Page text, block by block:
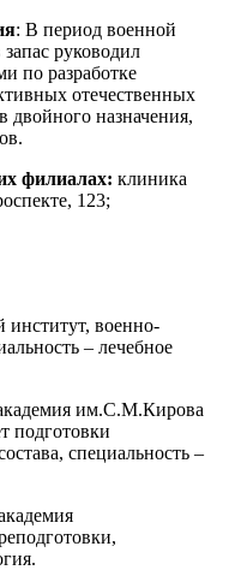
: В период военной
руководил
по разработке
отечественных
двойного назначения,
филиалах: клиника
123;
военно-
– лечебное
им.С.М.Кирова
подготовки
специальность –